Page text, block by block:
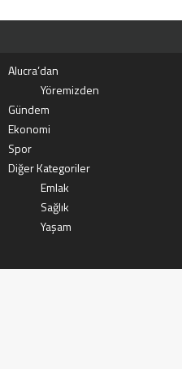
Alucra’dan
Yöremizden
Gündem
Ekonomi
Spor
Diğer Kategoriler
Emlak
Sağlık
Yaşam